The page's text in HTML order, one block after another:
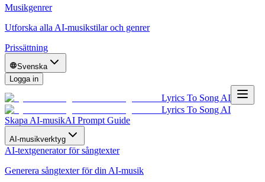
Musikgenrer
Utforska alla AI-musikstilar och genrer
Prissättning
Svenska
Logga in
Lyrics To Song AI
Lyrics To Song AI
Skapa AI-musikAI Prompt Guide
AI-musikverktyg
AI-textgenerator för sångtexter
Generera sångtexter för din AI-musik